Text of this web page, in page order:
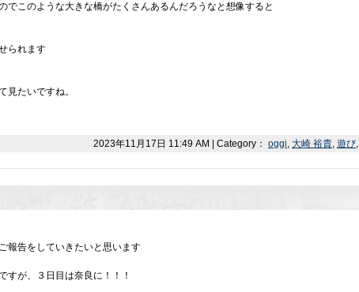
でこのような大きな橋がたくさんあるんだろうなと想像すると
られます
見たいですね。
2023年11月17日 11:49 AM | Category： oggi, 大崎 裕貴, 遊び,
報告をしていきたいと思います
すが、３日目は奈良に！！！